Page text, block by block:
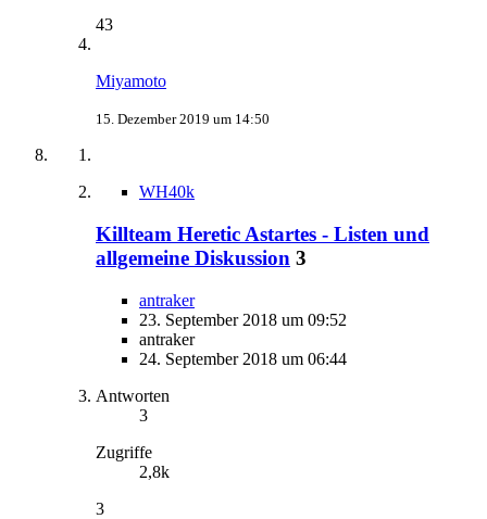
43
Miyamoto
15. Dezember 2019 um 14:50
WH40k
Killteam Heretic Astartes - Listen und
allgemeine Diskussion 3
antraker
23. September 2018 um 09:52
antraker
24. September 2018 um 06:44
Antworten
3
Zugriffe
2,8k
3